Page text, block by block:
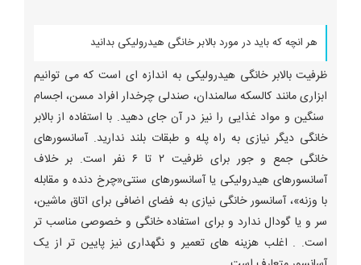
هر انچه که باید در مورد بالابر خانگی هیدرولیکی بدانید
ظرفیت بالابر خانگی هیدرولیکی به اندازه ای است که می توانیم
ابزاری مانند کالسکه سالمندان، صندلی چرخدار افراد مسن، اجسام
سنگین و مواد غذایی را نیز در آن جای دهید. با استفاده از بالابر
خانگی دیگر نیازی به راه پله و طبقات بلند ندارید. آسانسورهای
خانگی جمع و جور برای ظرفیت ۲ تا ۶ نفر است. بر خلاف
آسانسورهای هیدرولیکی یا آسانسورهای سنتی«چرخ دنده و مقابله
با وزنه»، آسانسور خانگی نیازی به فضای اضافی برای اتاق ماشین،
سر و یا گودال ندارد و برای استفاده خانگی و خصوصی مناسب تر
است. . اغلب هزینه های تعمیر و نگهداری نیز پایین تر از یک